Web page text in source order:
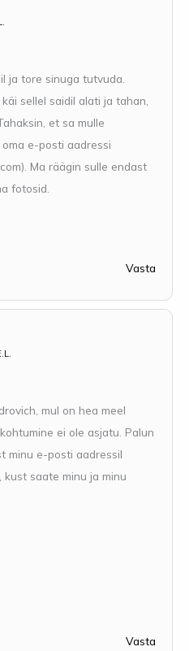
ja tore sinuga tutvuda.
sellel saidil alati ja tahan,
et sa mulle
e-posti aadressi
). Ma räägin sulle endast
fotosid.
Vasta
mul on hea meel
ei ole asjatu. Palun
minu e-posti aadressil
kust saate minu ja minu
Vasta